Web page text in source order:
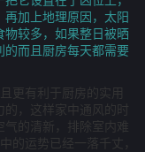
加上地理原因，太阳
较多，如果整日被晒
而且厨房每天都需要
更有利于厨房的实用
的，这样家中通风的时
的清新，排除室内难
的运势已经一落千丈，